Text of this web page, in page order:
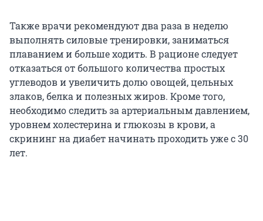
Также врачи рекомендуют два раза в неделю
выполнять силовые тренировки, заниматься
плаванием и больше ходить. В рационе следует
отказаться от большого количества простых
углеводов и увеличить долю овощей, цельных
злаков, белка и полезных жиров. Кроме того,
необходимо следить за артериальным давлением,
уровнем холестерина и глюкозы в крови, а
скрининг на диабет начинать проходить уже с 30
лет.